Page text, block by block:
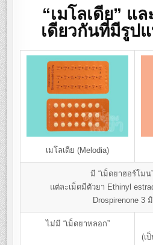
“เมโลเดีย” แ
เดียวกันที่มีรูป
เมโลเดีย (Melodia)
มี “เม็ดยาฮอร์โมน
แต่ละเม็ดมีตัวยา Ethinyl
Drospirenone 3
ไม่มี “เม็ดยาหลอก”
(เ